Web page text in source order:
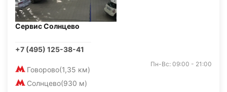
Сервис Солнцево
+7 (495) 125-38-41
Говорово(1,35 км)
Солнцево(930 м)
Пн-Вс: 09:00 - 21:00